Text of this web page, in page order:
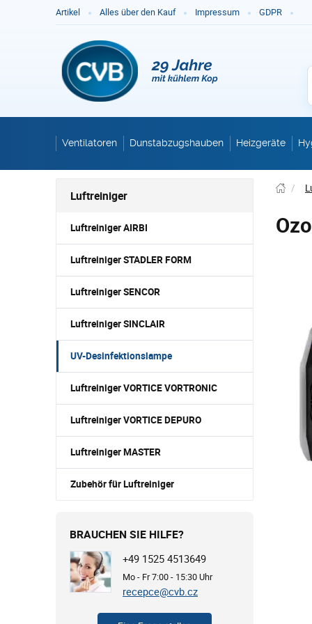
Artikel Alles über den Kauf Impressum GDPR
Ventilatoren Dunstabzugshauben Heizgeräte
/
Luftreiniger
Luftreiniger AIRBI
Luftreiniger STADLER FORM
Luftreiniger SENCOR
Luftreiniger SINCLAIR
UV-Desinfektionslampe
Luftreiniger VORTICE VORTRONIC
Luftreiniger VORTICE DEPURO
Luftreiniger MASTER
Zubehör für Luftreiniger
BRAUCHEN SIE HILFE?
+49 1525 4513649
Mo - Fr 7:00 - 15:30 Uhr
recepce@cvb.cz